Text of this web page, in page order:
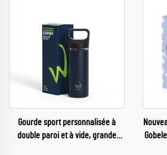
Gourde sport personnalisée à
double paroi et à vide, grande